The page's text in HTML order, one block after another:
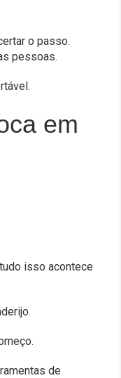
o passo.
pessoas.
em
isso acontece
de